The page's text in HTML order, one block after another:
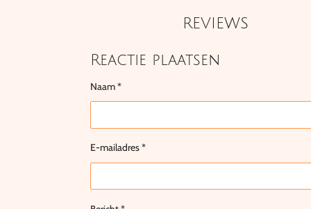
REVIEWS
Reactie plaatsen
Naam *
E-mailadres *